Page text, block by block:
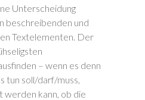
Unterscheidung
beschreibenden und
Textelementen. Der
– wenn es denn
tun soll/darf/muss,
werden kann, ob die